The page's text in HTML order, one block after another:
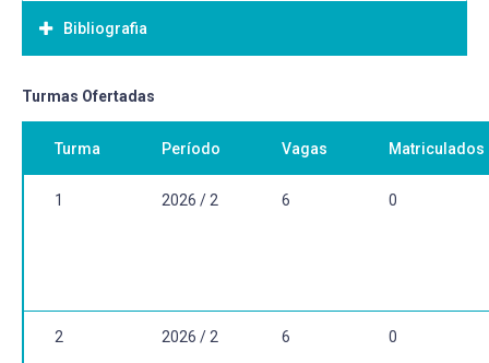
Bibliografia
Bibliografia Básica:
Turmas Ofertadas
Turma Período Vagas Matriculados
1 2026 / 2 6 0
2 2026 / 2 6 0